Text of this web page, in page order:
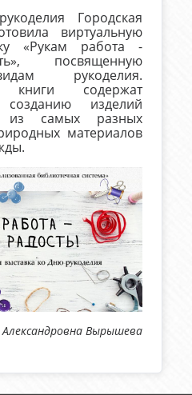
Городская
виртуальную
«Рукам работа -
посвященную
рукоделия.
книги содержат
изделий
из самых разных
материалов
Вырышева